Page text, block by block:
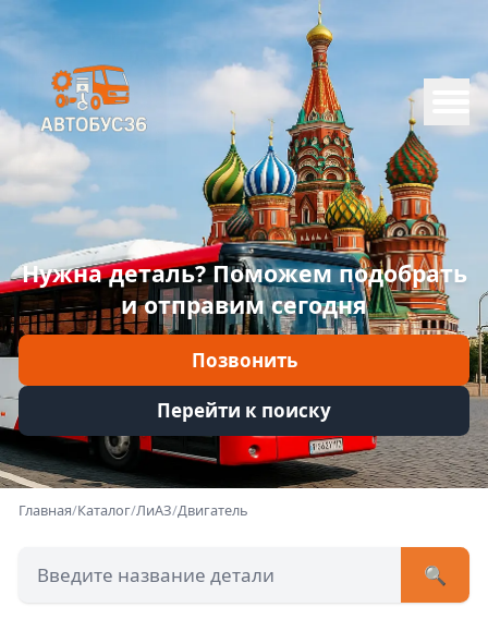
Нужна деталь? Поможем подобрать
и отправим сегодня
Позвонить
Перейти к поиску
Меню
Главная
Каталог
Марки
Информация
Главная/Каталог/ЛиАЗ/Двигатель
🔍